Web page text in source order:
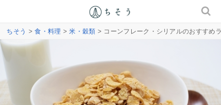
ちそう >食・料理 >米・穀類 > コーンフレーク・シリアルのおすすめ